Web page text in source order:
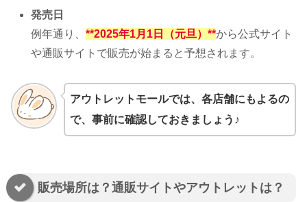
発売日
例年通り、**2025年1月1日（元旦）**から公式サイト
や通販サイトで販売が始まると予想されます。
アウトレットモールでは、各店舗にもよるの
で、事前に確認しておきましょう♪
販売場所は？通販サイトやアウトレットは？